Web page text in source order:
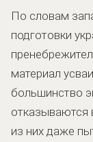
По словам
подготовки
материал
большинство
отказываются
из них даже